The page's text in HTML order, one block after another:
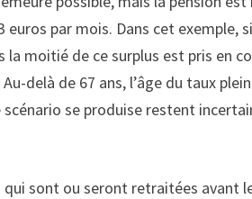
par mois. Dans cet exemple,
moitié de ce surplus est pris en
delà de 67 ans, l’âge du taux
scénario se produise restent
sont ou seront retraitées avant